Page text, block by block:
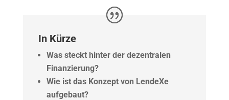
In Kürze
Was steckt hinter der dezentralen
Finanzierung?
Wie ist das Konzept von LendeXe
aufgebaut?